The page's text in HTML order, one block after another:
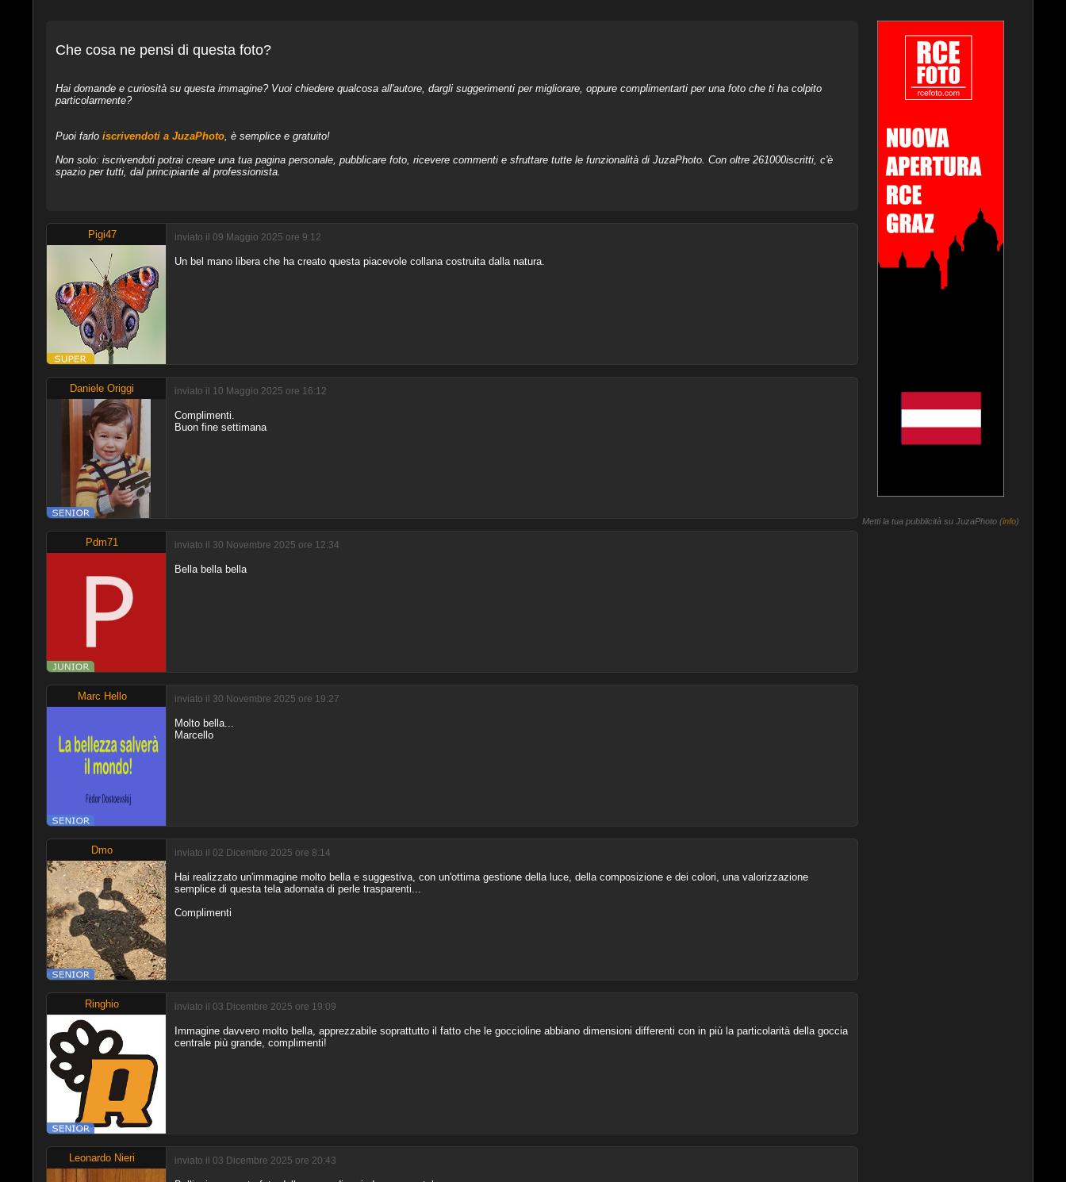
Che cosa ne pensi di questa foto?
Hai domande e curiosità su questa immagine? Vuoi chiedere qualcosa all'autore, dargli suggerimenti per migliorare, oppure complimentarti per una foto che ti ha colpito
particolarmente?
Puoi farlo iscrivendoti a JuzaPhoto, è semplice e gratuito!
Non solo: iscrivendoti potrai creare una tua pagina personale, pubblicare foto, ricevere commenti e sfruttare tutte le funzionalità di JuzaPhoto. Con oltre 261000iscritti, c'è
spazio per tutti, dal principiante al professionista.
Pigi47 inviato il 09 Maggio 2025 ore 9:12
Un bel mano libera che ha creato questa piacevole collana costruita dalla natura.
Daniele Origgi inviato il 10 Maggio 2025 ore 16:12
Complimenti.
Buon fine settimana
Pdm71 inviato il 30 Novembre 2025 ore 12:34
Bella bella bella
Marc Hello inviato il 30 Novembre 2025 ore 19:27
Molto bella...
Marcello
Dmo inviato il 02 Dicembre 2025 ore 8:14
Hai realizzato un'immagine molto bella e suggestiva, con un'ottima gestione della luce, della composizione e dei colori, una valorizzazione
semplice di questa tela adornata di perle trasparenti...
Complimenti
Ringhio inviato il 03 Dicembre 2025 ore 19:09
Immagine davvero molto bella, apprezzabile soprattutto il fatto che le goccioline abbiano dimensioni differenti con in più la particolarità della goccia
centrale più grande, complimenti!
Leonardo Nieri inviato il 03 Dicembre 2025 ore 20:43
Metti la tua pubblicità su JuzaPhoto (info)